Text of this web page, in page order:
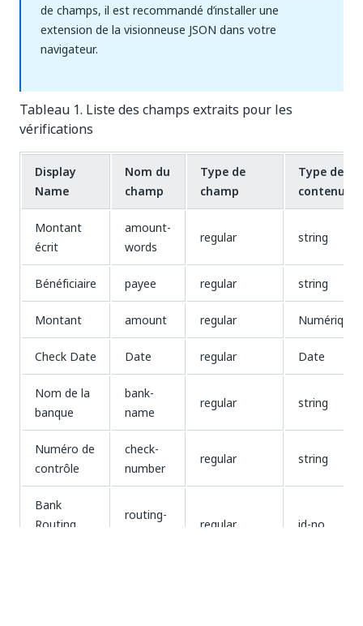
de champs, il est recommandé d’installer une
extension de la visionneuse JSON dans votre
navigateur.
Tableau 1. Liste des champs extraits pour les
vérifications
Display
Name
Nom du
champ
Type de
champ
Type de
contenu
Montant
écrit
amount-
words
regular string
Bénéficiaire payee regular string
Montant amount regular Numérique
Check Date Date regular Date
Nom de la
banque
bank-
name
regular string
Numéro de
contrôle
check-
number
regular string
Bank
Routing
routing-
regular id-no